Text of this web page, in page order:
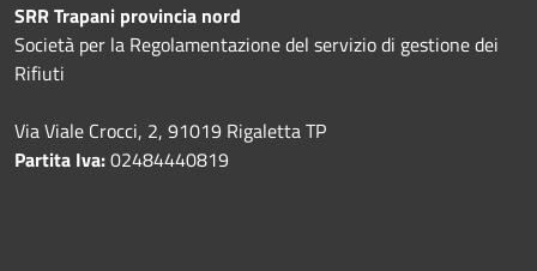
SRR Trapani provincia nord
Società per la Regolamentazione del servizio di gestione dei
Rifiuti
Via Viale Crocci, 2, 91019 Rigaletta TP
Partita Iva:02484440819